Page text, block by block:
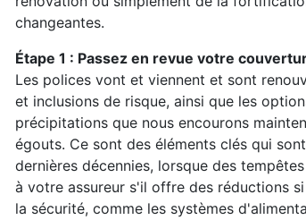
changeantes.
Étape 1 : Passez en revue votre
Les polices vont et viennent et sont
et inclusions de risque, ainsi que les
précipitations que nous encourons
égouts. Ce sont des éléments clés qui
dernières décennies, lorsque des
à votre assureur s'il offre des réductions
la sécurité, comme les systèmes